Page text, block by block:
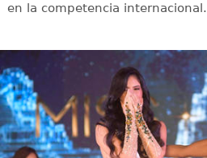
en la competencia internacional.